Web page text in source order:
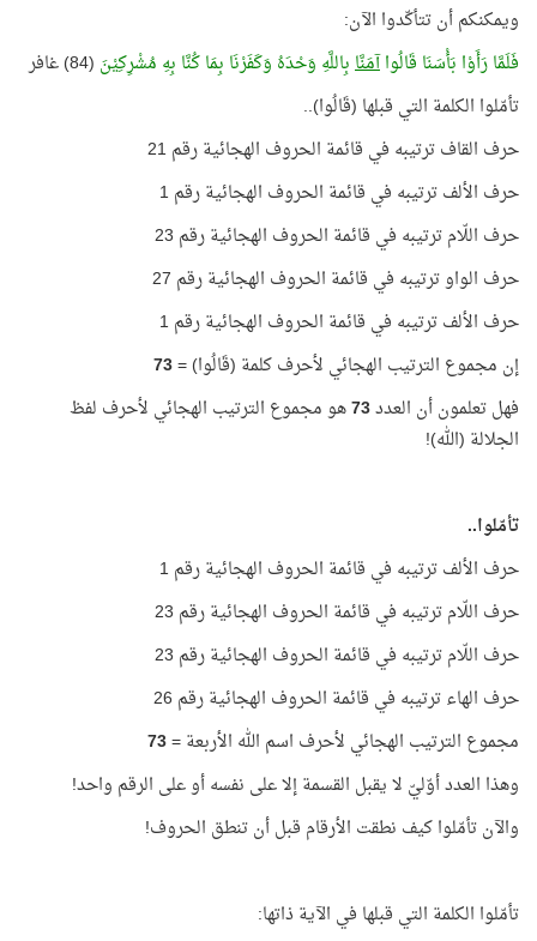
ويمكنكم أن تتأكّدوا الآن:
فَلَمَّا رَأَوْا بَأْسَنَا قَالُواآمَنَّابِاللَّهِ وَحْدَهُ وَكَفَرْنَا بِمَا كُنَّا بِهِ مُشْرِكِيْنَ (84) غافر
تأمّلوا الكلمة التي قبلها (قَالُوا)..
حرف القاف ترتيبه في قائمة الحروف الهجائية رقم 21
حرف الألف ترتيبه في قائمة الحروف الهجائية رقم 1
حرف اللّام ترتيبه في قائمة الحروف الهجائية رقم 23
حرف الواو ترتيبه في قائمة الحروف الهجائية رقم 27
حرف الألف ترتيبه في قائمة الحروف الهجائية رقم 1
إن مجموع الترتيب الهجائي لأحرف كلمة (قَالُوا) =73
فهل تعلمون أن العدد73هو مجموع الترتيب الهجائي لأحرف لفظ
الجلالة (الله)!
تأمّلوا..
حرف الألف ترتيبه في قائمة الحروف الهجائية رقم 1
حرف اللّام ترتيبه في قائمة الحروف الهجائية رقم 23
حرف اللّام ترتيبه في قائمة الحروف الهجائية رقم 23
حرف الهاء ترتيبه في قائمة الحروف الهجائية رقم 26
مجموع الترتيب الهجائي لأحرف اسم الله الأربعة =73
وهذا العدد أوّليّ لا يقبل القسمة إلا على نفسه أو على الرقم واحد!
والآن تأمّلوا كيف نطقت الأرقام قبل أن تنطق الحروف!
تأمّلوا الكلمة التي قبلها في الآية ذاتها: